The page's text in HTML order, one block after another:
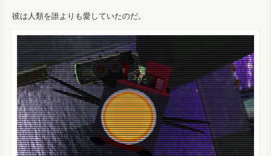
彼は人類を誰よりも愛していたのだ。